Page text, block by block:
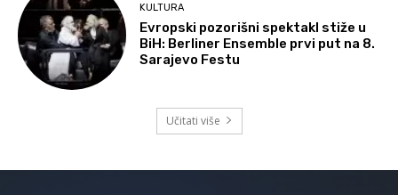
KULTURA
Evropski pozorišni spektakl stiže u
BiH: Berliner Ensemble prvi put na 8.
Sarajevo Festu
Učitati više